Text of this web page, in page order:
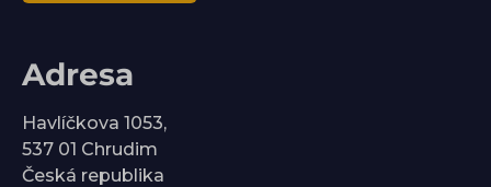
Adresa
Havlíčkova 1053,
537 01 Chrudim
Česká republika